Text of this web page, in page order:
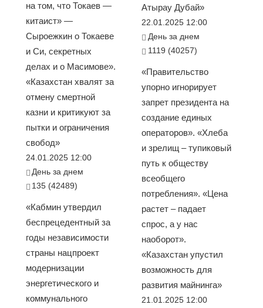
на том, что Токаев —
китаист» —
Сыроежкин о Токаеве
и Си, секретных
делах и о Масимове».
«Казахстан хвалят за
отмену смертной
казни и критикуют за
пытки и ограничения
свобод»
24.01.2025 12:00
День за днем
135 (42489)
«Кабмин утвердил
беспрецедентный за
годы независимости
страны нацпроект
модернизации
энергетического и
коммунального
Атырау Дубай»
22.01.2025 12:00
День за днем
1119 (40257)
«Правительство
упорно игнорирует
запрет президента на
создание единых
операторов». «Хлеба
и зрелищ – тупиковый
путь к обществу
всеобщего
потребления». «Цена
растет – падает
спрос, а у нас
наоборот».
«Казахстан упустил
возможность для
развития майнинга»
21.01.2025 12:00